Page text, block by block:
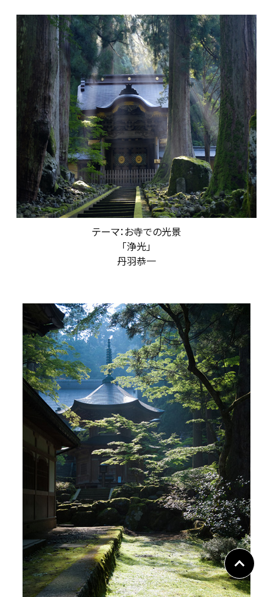
テーマ：お寺での光景
「浄光」
丹羽恭一